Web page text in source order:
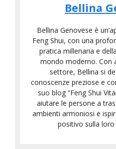
Bellina
Bellina Genovese è
Feng Shui, con una
pratica millenaria e
mondo moderno. Con
settore, Bellina si
conoscenze preziose e
suo blog “Feng Shui
aiutare le persone a
ambienti armoniosi e
positivo sulla